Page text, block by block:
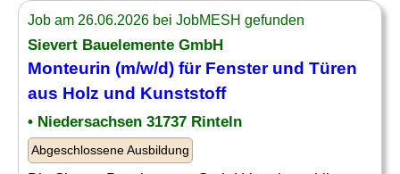
Job am 26.06.2026 bei JobMESH gefunden
Sievert Bauelemente GmbH
Monteurin (m/w/d) für Fensterund Türen
aus Holz und Kunststoff
• Niedersachsen 31737 Rinteln
Abgeschlossene Ausbildung